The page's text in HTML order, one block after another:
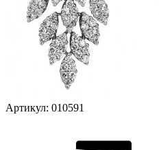
Артикул: 010591